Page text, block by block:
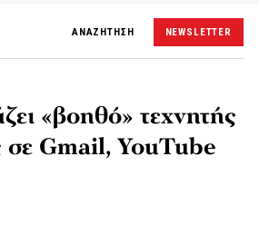
ΑΝΑΖΗΤΗΣΗ NEWSLETTER
«βοηθό» τεχνητής
Gmail, YouTube